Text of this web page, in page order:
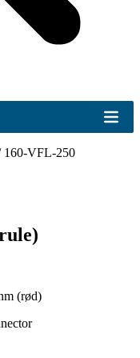
160-VFL-250
(rød)